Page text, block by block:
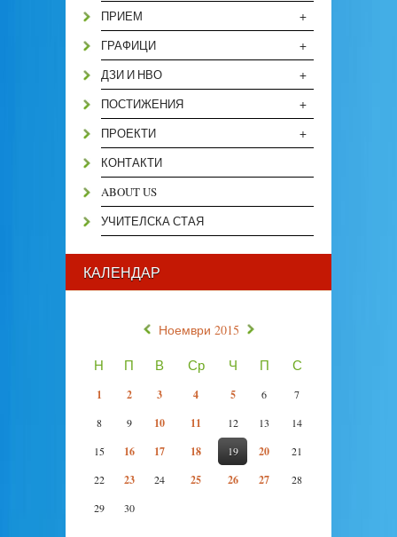
+
ПРИЕМ
+
ГРАФИЦИ
+
ДЗИ И НВО
+
ПОСТИЖЕНИЯ
+
ПРОЕКТИ
КОНТАКТИ
ABOUT US
УЧИТЕЛСКА СТАЯ
КАЛЕНДАР
« Ноември 2015 »
Н П В Ср Ч П С
1 2 3 4 5 6
7
8
9 10 11 12 13
14
15
16 17 18 19 20
21
22
23 24 25 26 27
28
29
30